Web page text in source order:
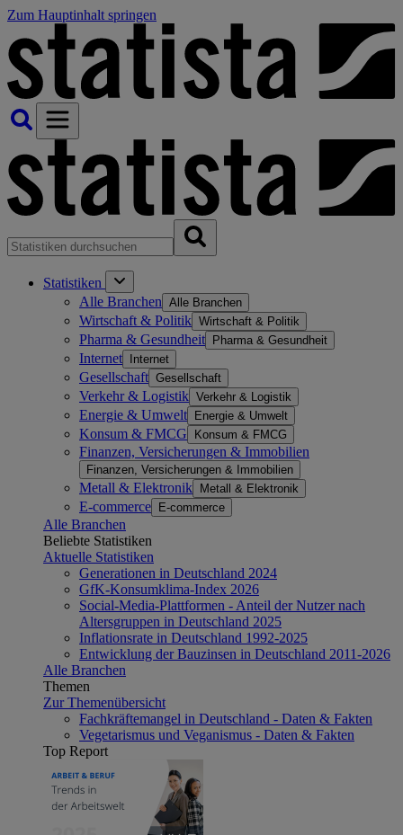
Zum Hauptinhalt springen
Statistiken
Alle Branchen Alle Branchen
Wirtschaft & Politik Wirtschaft & Politik
Pharma & Gesundheit Pharma & Gesundheit
Internet Internet
Gesellschaft Gesellschaft
Verkehr & Logistik Verkehr & Logistik
Energie & Umwelt Energie & Umwelt
Konsum & FMCG Konsum & FMCG
Finanzen, Versicherungen & Immobilien
Finanzen, Versicherungen & Immobilien
Metall & Elektronik Metall & Elektronik
E-commerce E-commerce
Alle Branchen
Beliebte Statistiken
Aktuelle Statistiken
Generationen in Deutschland 2024
GfK-Konsumklima-Index 2026
Social-Media-Plattformen - Anteil der Nutzer nach
Altersgruppen in Deutschland 2025
Inflationsrate in Deutschland 1992-2025
Entwicklung der Bauzinsen in Deutschland 2011-2026
Alle Branchen
Themen
Zur Themenübersicht
Fachkräftemangel in Deutschland - Daten & Fakten
Vegetarismus und Veganismus - Daten & Fakten
Top Report